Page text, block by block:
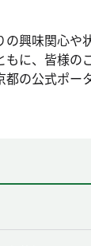
の興味関心や
もに、皆様の
の公式ポー